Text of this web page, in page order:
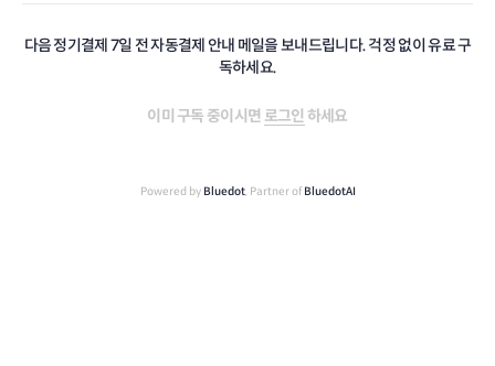
다음 정기결제 7일 전 자동결제 안내 메일을 보내드립니다. 걱정 없이 유료 구
독하세요.
이미 구독 중이시면 로그인 하세요
Powered by Bluedot, Partner of BluedotAI